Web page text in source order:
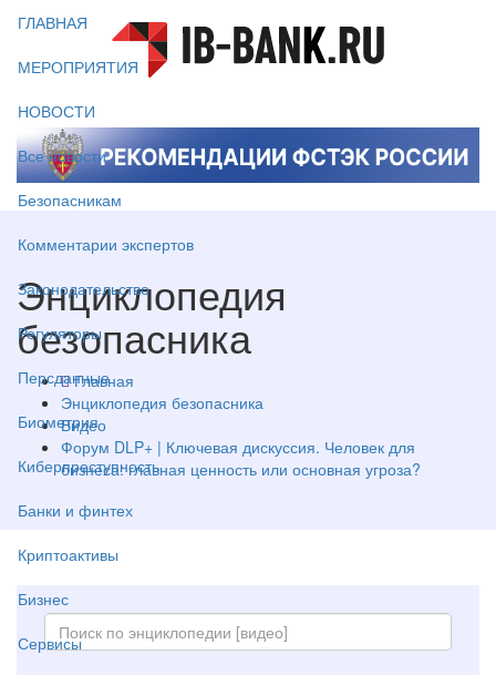
ГЛАВНАЯ
МЕРОПРИЯТИЯ
НОВОСТИ
Все новости
Безопасникам
Комментарии экспертов
Законодательство
Регуляторы
Персданные
Биометрия
Киберпреступность
Банки и финтех
Криптоактивы
Бизнес
Сервисы
Энциклопедия
безопасника
Главная
Энциклопедия безопасника
Видео
Форум DLP+ | Ключевая дискуссия. Человек для
бизнеса: главная ценность или основная угроза?